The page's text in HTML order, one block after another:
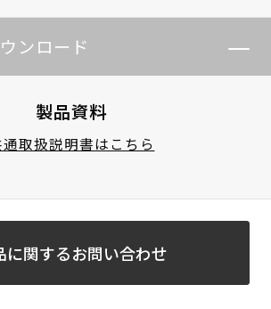
ンロード
製品資料
取扱説明書はこちら
に関するお問い合わせ